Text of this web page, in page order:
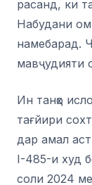
расанд, ки
Набудани
намебарад.
мавҷудияти
Ин танҳо
тағйири
дар амал
I-485-и худ
соли 2024